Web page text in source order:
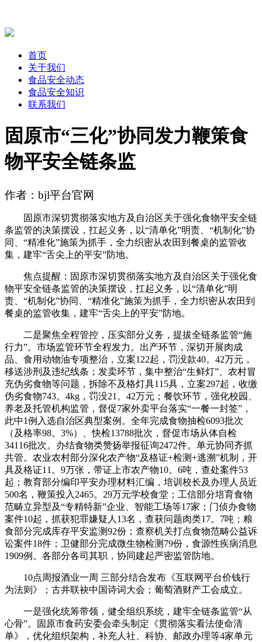
首页
关于我们
食品安全动态
食品安全知识
联系我们
固原市“三化”协同发力鞭策食
物平安全链条监
作者：bjl平台官网
固原市深切贯彻落实地方及自治区关于强化食物平安全链
条监管的决策摆设，扛起义务，以“清单化”明责、“机制化”协
同、“精准化”施策为抓手，全力织密从农田到餐桌的监管收
集，建牢“舌尖上的平安”防地。
焦点提醒：固原市深切贯彻落实地方及自治区关于强化食
物平安全链条监管的决策摆设，扛起义务，以“清单化”明
责、“机制化”协同、“精准化”施策为抓手，全力织密从农田到
餐桌的监管收集，建牢“舌尖上的平安”防地。
二是聚焦全程管控，压实部分义务，提拔全链条监管“施
行力”。市场监管环节全程发力。出产环节，深切开展肉成
品、食用动物油专项整治，立案122起，罚没款40。42万元，
移送涉刑及违纪线条；发卖环节，集中整治“生鲜灯”、农村冒
充伪劣食物等问题，拆除不及格灯具115具，立案297起，收缴
伪劣食物743。4kg，罚没21。42万元；餐饮环节，强化校园、
养老及托管机构监管，督促7家外卖平台落实“一餐一封签”，
此中1例入选自治区典型案例。全年完成食物抽检6093批次
（及格率98。3%）、快检13788批次，督促市场从体自检
34116批次。办结食物类赞扬举报征询2472件。单元协同齐抓
共管。农业农村部分深化农产物“及格证+检测+逃溯”机制，开
具及格证11。9万张，带证上市农产物10。6吨，查处案件53
起；教育部分编印平安办理材料汇编，培训校长及办理人员近
500名，鞭策投入2465。29万元学校食堂；工信部分培育食物
范畴立异型及“专精特新”企业、智能工场等17家；门侦办食物
案件10起，抓获犯罪嫌疑人13名，查获问题肉类17。7吨；粮
食部分完成库存平安监测92份；查察机关打点食物范畴公益诉
讼案件18件；卫健部分完成微生物检测79份，食源性疾病消息
1909例。各部分各司其职，协同建起严密监管防地。
10点周报酒业一周 三部分结合发布《互联网平台价钱行
为法则》；古井联袂中国诗词大会；葡萄酒财产工会成立。
一是强化统筹带领，健全组织系统，建牢全链条监管“从
心骨”。固原市食药安委会牵头制定《贯彻落实看法使命清
单》，优化组织架构，补充人社、科协、邮政办理等4家单元